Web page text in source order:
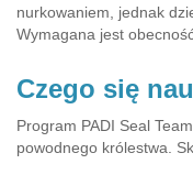
nurkowaniem, jednak
Wymagana jest
Czego się
Program PADI Seal
powodnego królestwa.